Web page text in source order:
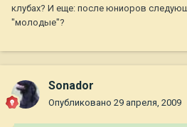
клубах? И еще: после юниоров
"молодые"?
Sonador
Опубликовано 29 апреля, 2009